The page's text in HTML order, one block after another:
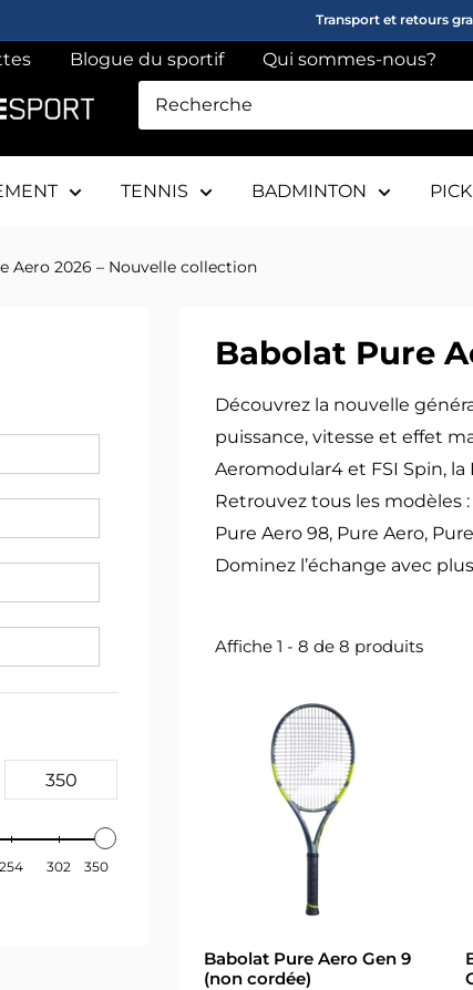
Transport et retours
Blogue du sportif Qui sommes-nous?
TENNIS BADMINTON
Aero 2026 – Nouvelle collection
254 302 350
Babolat Pure
Découvrez la nouvelle
puissance, vitesse et effet
Aeromodular4 et FSI Spin,
Retrouvez tous les modèles :
Pure Aero 98, Pure Aero,
Dominez l’échange avec
Affiche 1 - 8 de 8 produits
Babolat Pure Aero Gen 9
(non cordée)